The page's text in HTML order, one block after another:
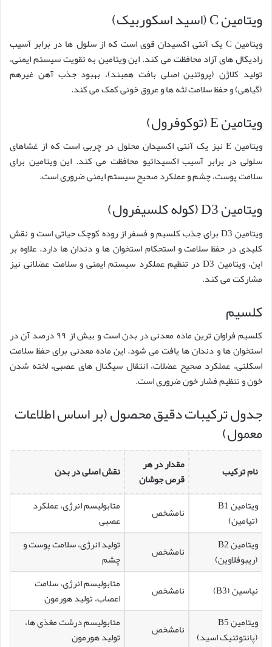
ویتامین C (اسید اسکوربیک)
ویتامین C یک آنتی اکسیدان قوی است که از سلول ها در برابر آسیب
رادیکال های آزاد محافظت می کند. این ویتامین به تقویت سیستم ایمنی،
تولید کلاژن (پروتئین اصلی بافت همبند)، بهبود جذب آهن غیرهم
(گیاهی) و حفظ سلامت لثه ها و عروق خونی کمک می کند.
ویتامین E (توکوفرول)
ویتامین E نیز یک آنتی اکسیدان محلول در چربی است که از غشاهای
سلولی در برابر آسیب اکسیداتیو محافظت می کند. این ویتامین برای
سلامت پوست، چشم و عملکرد صحیح سیستم ایمنی ضروری است.
ویتامین D3 (کوله کلسیفرول)
ویتامین D3 برای جذب کلسیم و فسفر از روده کوچک حیاتی است و نقش
کلیدی در حفظ سلامت و استحکام استخوان ها و دندان ها دارد. علاوه بر
این، ویتامین D3 در تنظیم عملکرد سیستم ایمنی و سلامت عضلانی نیز
مشارکت می کند.
کلسیم
کلسیم فراوان ترین ماده معدنی در بدن است و بیش از ۹۹ درصد آن در
استخوان ها و دندان ها یافت می شود. این ماده معدنی برای حفظ سلامت
اسکلتی، عملکرد صحیح عضلات، انتقال سیگنال های عصبی، لخته شدن
خون و تنظیم فشار خون ضروری است.
جدول ترکیبات دقیق محصول (بر اساس اطلاعات
معمول)
نام ترکیب
مقدار در هر
قرص جوشان
نقش اصلی در بدن
ویتامین B1
(تیامین)
نامشخص
متابولیسم انرژی، عملکرد
عصبی
ویتامین B2
(ریبوفلاوین)
نامشخص
تولید انرژی، سلامت پوست و
چشم
نیاسین (B3)
نامشخص
متابولیسم انرژی، سلامت
اعصاب، تولید هورمون
ویتامین B5
(پانتوتنیک اسید)
نامشخص
متابولیسم درشت مغذی ها،
تولید هورمون